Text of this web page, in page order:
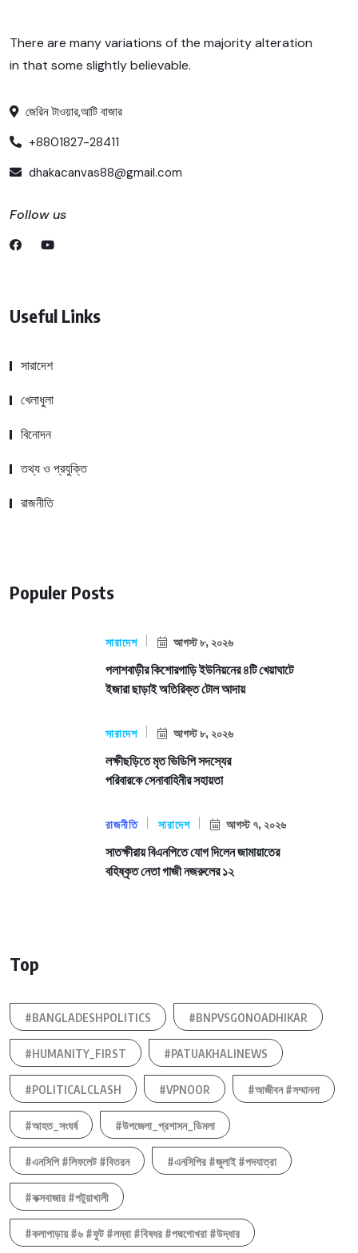
There are many variations of the majority alteration
in that some slightly believable.
জেরিন টাওয়ার,আটি বাজার
+8801827-28411
dhakacanvas88@gmail.com
Follow us
Useful Links
সারাদেশ
খেলাধুলা
বিনোদন
তথ্য ও প্রযুক্তি
রাজনীতি
Populer Posts
সারাদেশ আগস্ট ৮, ২০২৬
পলাশবাড়ীর কিশোরগাড়ি ইউনিয়নের ৪টি খেয়াঘাটে
ইজারা ছাড়াই অতিরিক্ত টোল আদায়
সারাদেশ আগস্ট ৮, ২০২৬
লক্ষীছড়িতে মৃত ভিডিপি সদস্যের
পরিবারকে সেনাবাহিনীর সহায়তা
রাজনীতি সারাদেশ আগস্ট ৭, ২০২৬
সাতক্ষীরায় বিএনপিতে যোগ দিলেন জামায়াতের
বহিষ্কৃত নেতা গাজী নজরুলের ১২
Top
#BANGLADESHPOLITICS #BNPVSGONOADHIKAR
#HUMANITY_FIRST #PATUAKHALINEWS
#POLITICALCLASH #VPNOOR #আজীবন #সম্মাননা
#আহত_সংঘর্ষ #উপজেলা_প্রশাসন_ডিমলা
#এনসিপি #লিফলেট #বিতরন #এনসিপির #জুলাই #পদযাত্রা
#কক্সবাজার #পটুয়াখালী
#কলাপাড়ায় #৬ #ফুট #লম্বা #বিষধর #পদ্মগোখরা #উদ্ধার